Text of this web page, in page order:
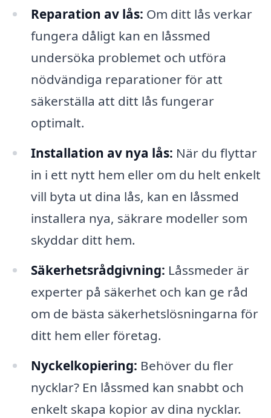
Reparation av lås: Om ditt lås verkar
fungera dåligt kan en låssmed
undersöka problemet och utföra
nödvändiga reparationer för att
säkerställa att ditt lås fungerar
optimalt.
Installation av nya lås: När du flyttar
in i ett nytt hem eller om du helt enkelt
vill byta ut dina lås, kan en låssmed
installera nya, säkrare modeller som
skyddar ditt hem.
Säkerhetsrådgivning: Låssmeder är
experter på säkerhet och kan ge råd
om de bästa säkerhetslösningarna för
ditt hem eller företag.
Nyckelkopiering: Behöver du fler
nycklar? En låssmed kan snabbt och
enkelt skapa kopior av dina nycklar.